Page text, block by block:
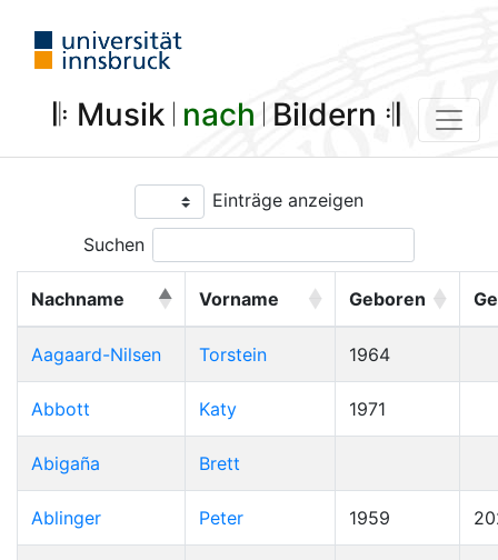
𝄆 Musik 𝄀 nach 𝄀 Bildern 𝄇
Einträge anzeigen
Suchen
Nachname Vorname Geboren
Aagaard-Nilsen Torstein 1964
Abbott Katy 1971
Abigaña Brett
Ablinger Peter 1959